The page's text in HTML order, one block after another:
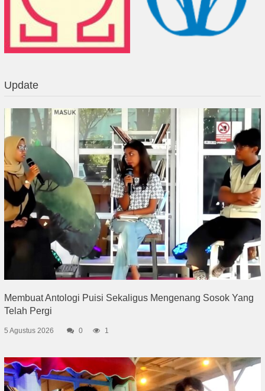
Update
Membuat Antologi Puisi Sekaligus Mengenang Sosok Yang
Telah Pergi
5 Agustus 2026 0 1